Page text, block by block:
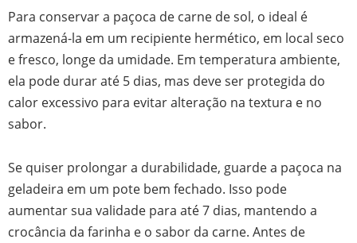
Para conservar a paçoca de carne de sol, o ideal é
armazená-la em um recipiente hermético, em local seco
e fresco, longe da umidade. Em temperatura ambiente,
ela pode durar até 5 dias, mas deve ser protegida do
calor excessivo para evitar alteração na textura e no
sabor.
Se quiser prolongar a durabilidade, guarde a paçoca na
geladeira em um pote bem fechado. Isso pode
aumentar sua validade para até 7 dias, mantendo a
crocância da farinha e o sabor da carne. Antes de